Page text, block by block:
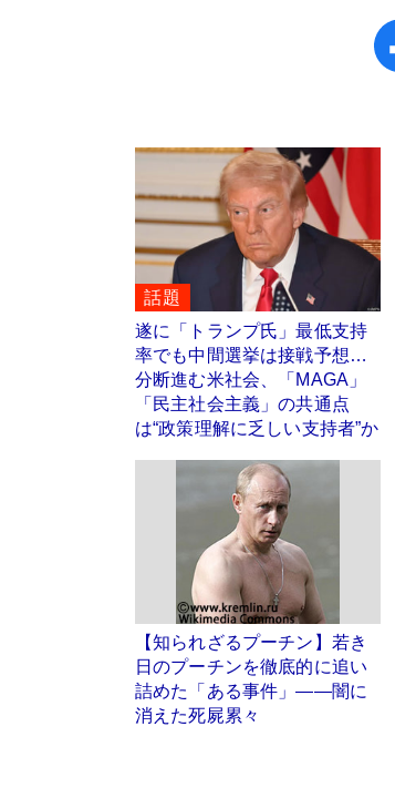
話題
遂に「トランプ氏」最低支持
率でも中間選挙は接戦予想…
分断進む米社会、「MAGA」
「民主社会主義」の共通点
は“政策理解に乏しい支持者”か
【知られざるプーチン】若き
日のプーチンを徹底的に追い
詰めた「ある事件」――闇に
消えた死屍累々